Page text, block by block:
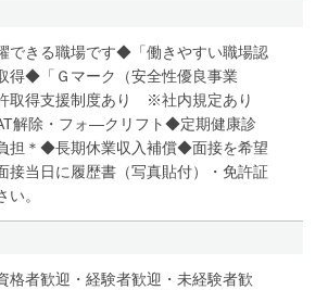
できる職場です◆「働きやすい職場認
得◆「Ｇマーク（安全性優良事業
取得支援制度あり ※社内規定あり
解除・フォ―クリフト◆定期健康診
担＊◆長期休業収入補償◆面接を希望
当日に履歴書（写真貼付）・免許証
。
格者歓迎・経験者歓迎・未経験者歓